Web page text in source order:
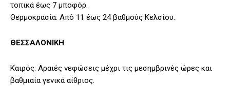
τοπικά έως 7 μποφόρ.
Θερμοκρασία: Από 11 έως 24 βαθμούς Κελσίου.
ΘΕΣΣΑΛΟΝΙΚΗ
Καιρός: Αραιές νεφώσεις μέχρι τις μεσημβρινές ώρες και
βαθμιαία γενικά αίθριος.